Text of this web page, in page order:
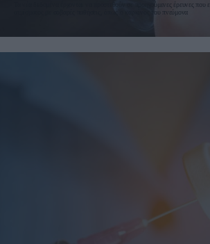
Τα νέα δεδομένα έρχονται να προστεθούν σε προηγούμενες έρευνες που
ατμίσματος με σοβαρές παθήσεις, όπως ο καρκίνος του πνεύμονα